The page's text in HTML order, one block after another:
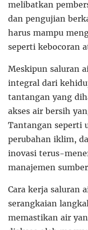
melibatkan
dan pengujian
harus mampu
seperti kebocoran
Meskipun saluran
integral dari
tantangan yang
akses air bersih
Tantangan seperti
perubahan iklim,
inovasi terus-
manajemen
Cara kerja saluran
serangkaian
memastikan air